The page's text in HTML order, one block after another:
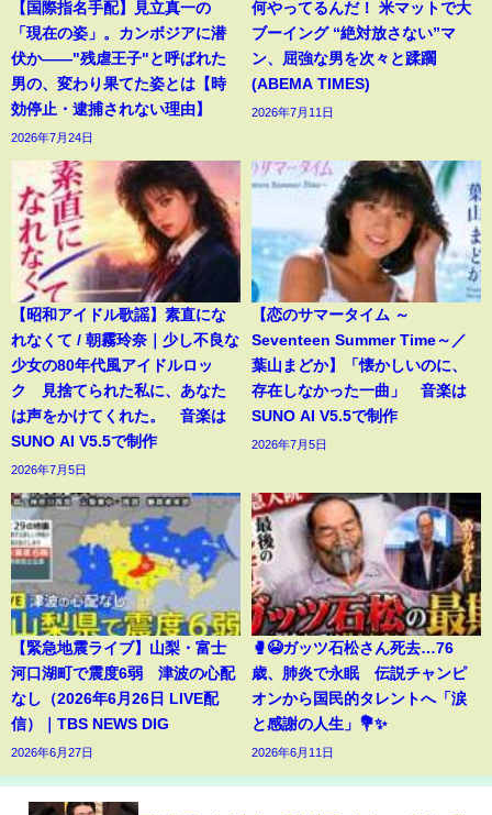
【国際指名手配】見立真一の
「現在の姿」。カンボジアに潜
伏か――"残虐王子"と呼ばれた
男の、変わり果てた姿とは【時
効停止・逮捕されない理由】
2026年7月24日
何やってるんだ！ 米マットで大
ブーイング “絶対放さない”マ
ン、屈強な男を次々と蹂躙
(ABEMA TIMES)
2026年7月11日
【昭和アイドル歌謡】素直にな
れなくて / 朝霧玲奈｜少し不良な
少女の80年代風アイドルロッ
ク 見捨てられた私に、あなた
は声をかけてくれた。 音楽は
SUNO AI V5.5で制作
2026年7月5日
【恋のサマータイム ～
Seventeen Summer Time～／
葉山まどか】「懐かしいのに、
存在しなかった一曲」 音楽は
SUNO AI V5.5で制作
2026年7月5日
【緊急地震ライブ】山梨・富士
河口湖町で震度6弱 津波の心配
なし（2026年6月26日 LIVE配
信）｜TBS NEWS DIG
2026年6月27日
🥊😭ガッツ石松さん死去…76
歳、肺炎で永眠 伝説チャンピ
オンから国民的タレントへ「涙
と感謝の人生」💐✨
2026年6月11日